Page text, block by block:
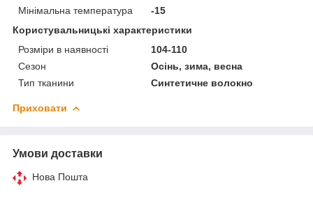
Мінімальна температура
-15
Користувальницькі характеристики
Розміри в наявності
104-110
Сезон
Осінь, зима, весна
Тип тканини
Синтетичне волокно
Приховати
Умови доставки
Нова Пошта